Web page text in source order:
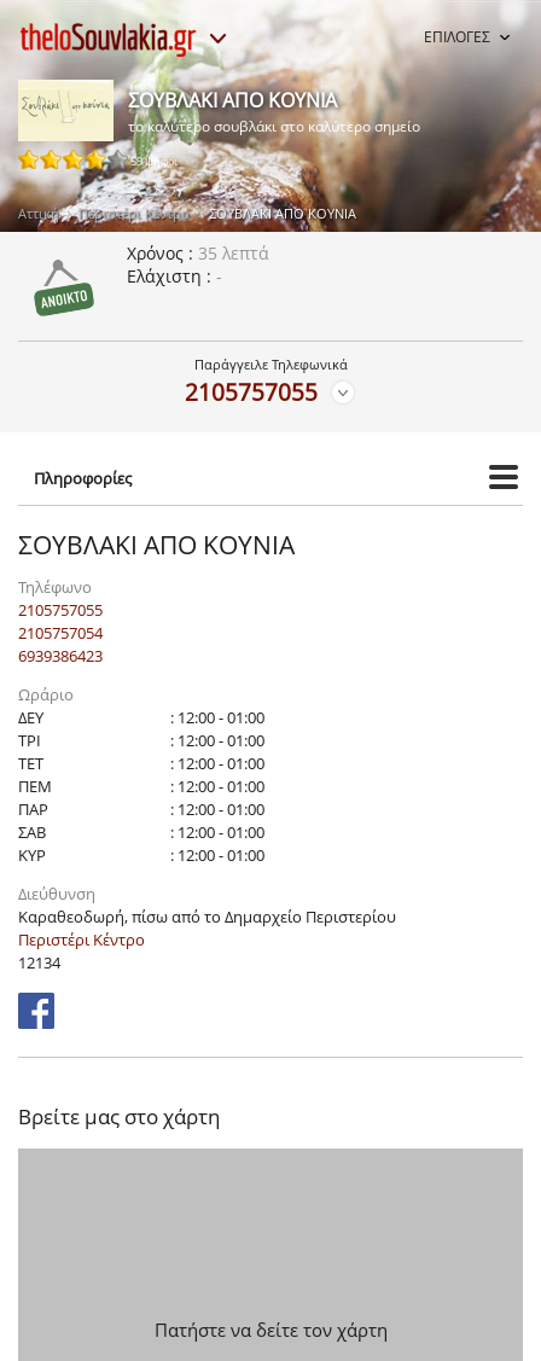
ΕΠΙΛΟΓΕΣ
ΣΟΥΒΛΑΚΙ ΑΠΟ ΚΟΥΝΙΑ
το καλύτερο σουβλάκι στο καλύτερο σημείο
59 ψήφοι
Αττική Περιστέρι Κέντρο ΣΟΥΒΛΑΚΙ ΑΠΟ ΚΟΥΝΙΑ
Χρόνος
35 λεπτά
Ελάχιστη
-
Παράγγειλε Τηλεφωνικά
2105757055
Πληροφορίες
ΣΟΥΒΛΑΚΙ ΑΠΟ ΚΟΥΝΙΑ
Τηλέφωνο
2105757055
2105757054
6939386423
Ωράριο
ΔΕΥ
: 12:00 - 01:00
ΤΡΙ
: 12:00 - 01:00
ΤΕΤ
: 12:00 - 01:00
ΠΕΜ
: 12:00 - 01:00
ΠΑΡ
: 12:00 - 01:00
ΣΑΒ
: 12:00 - 01:00
ΚΥΡ
: 12:00 - 01:00
Διεύθυνση
Καραθεοδωρή, πίσω από το Δημαρχείο Περιστερίου
Περιστέρι Κέντρο
12134
Βρείτε μας στο χάρτη
Πατήστε να δείτε τον χάρτη